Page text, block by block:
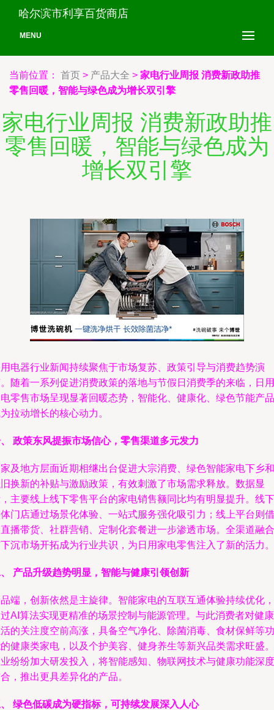
哈尔滨市利享百货商店
MENU
当前位置： 首页 > 产品大全 > 家电行业周报 消费新政助推
零售回暖，智能与绿色成为增长双引擎
家电行业周报 消费新政助推
零售回暖，智能与绿色成为
增长双引擎
电器行业新闻持续聚焦于市场复苏、政策引导与消费趋势演
随着一系列促进消费政策的落地与节假日消费季的来临，日用
零售市场呈现显著回暖态势，智能化、健康化、绿色节能产品
拉动增长的核心动力。
政策东风提振市场信心，零售渠道多元发力
及地方层面近期相继出台促进大宗消费、绿色智能家电下乡和
换新的补贴与激励政策，有效刺激了市场需求释放。数据显
主要线上线下零售平台的家电销售额同比均有明显提升。线下
门店通过场景化体验、一站式服务强化吸引力；线上平台则借
播带货、社群营销、定制化套餐进一步渗透市场。全渠道融合
沉市场开拓成为行业共识，为日用家电零售注入了新的活力。
产品升级趋势明显，智能与健康引领创新
端，创新依然是主旋律。智能家电的互联互通体验持续优化，
AI算法实现更精准的场景控制与能源管理。与此消费者对健康
的关注度空前高涨，具备空气净化、除菌消毒、食材保鲜等功
健康类家电，以及个护美容、健身养生等新兴品类需求旺盛。
纷纷加大研发投入，将智能感知、物联网技术与健康功能深度
，推出更具差异化的产品。
绿色低碳成为硬指标，可持续发展深入人心